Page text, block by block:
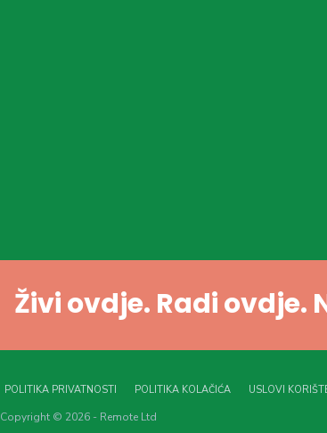
Živi ovdje. Radi ovdje.
POLITIKA PRIVATNOSTI POLITIKA KOLAČIĆA USLOVI
Copyright © 2026 - Remote Ltd